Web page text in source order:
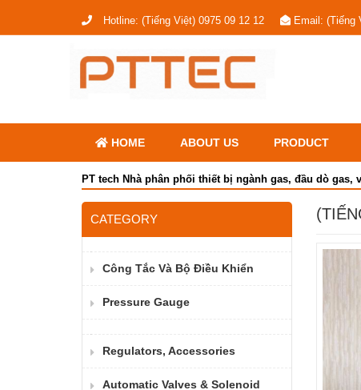
Hotline: (Tiếng Việt) 0975 09 12 12 Email: (Tiếng
HOME ABOUT US PRODUCT
PT tech Nhà phân phối thiết bị ngành gas, đầu dò gas,
CATEGORY
Công Tắc Và Bộ Điều Khiển
Pressure Gauge
Regulators, Accessories
Automatic Valves & Solenoid